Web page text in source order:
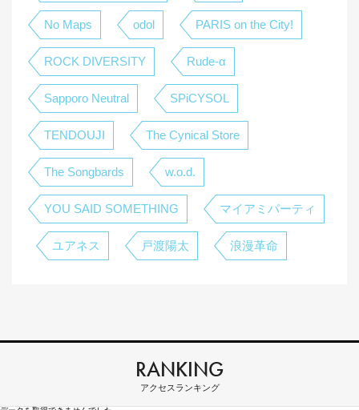
No Maps odol PARIS on the City!
ROCK DIVERSITY Rude-α
Sapporo Neutral SPiCYSOL
TENDOUJI The Cynical Store
The Songbards w.o.d.
YOU SAID SOMETHING マイアミパーティ
ユアネス 戸渡陽太 浪漫革命
RANKING
アクセスランキング